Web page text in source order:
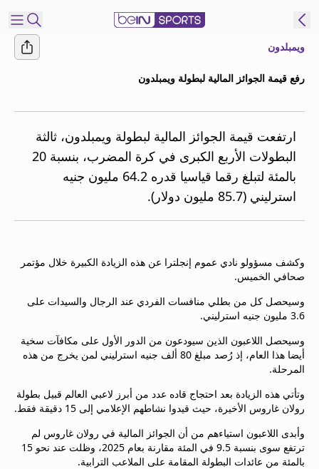
النسخة
MENA
إدارة
التنبيهات
النشرة
الإخبارية
اتصل بنا
beIN CONNECT
beIN MEDIA GROUP
ترددات beIN SPORTS
الأسئلة الأكثر شيوعاً
احصل على beIN
معلومات عن هذا الموقع
ويمبلدون
رفع قيمة الجوائز المالية لبطولة ويمبلدون
ارتفعت قيمة الجوائز المالية لبطولة ويمبلدون، ثالثة
البطولات الأربع الكبرى في كرة المضرب، بنسبة 20
بالمئة لتبلغ رقما قياسيا قدره 64.2 مليون جنيه
استرليني (85.7 مليون دولار).
وكشف مسؤولو نادي عموم إنجلترا عن هذه الزيادة الكبيرة خلال مؤتمر
صحافي الخميس.
وسيحصل كل من بطلي منافسات الفردي عند الرجال والسيدات على
3.6 مليون جنيه استرليني.
وسيحصل اللاعبون الذين سيودعون من الدور الأول على مكافآت سخية
أيضا هذا العام، إذ رُصد مبلغ 80 ألف جنيه استرليني لمن يخرج من هذه
المرحلة.
وتأتي هذه الزيادة بعد احتجاج قاده عدد من أبرز لاعبي العالم قبيل بطولة
رولان غاروس الأخيرة، حيث قيدوا نشاطهم الإعلامي إلى 15 دقيقة فقط.
وأبدى اللاعبون استياءهم من أن الجوائز المالية في رولان غاروس لم
ترتفع سوى بنسبة 9.5 في المئة مقارنة بعام 2025، وظلت عند نحو 15
بالمئة من عائدات البطولة المقامة على الملاعب الترابية.